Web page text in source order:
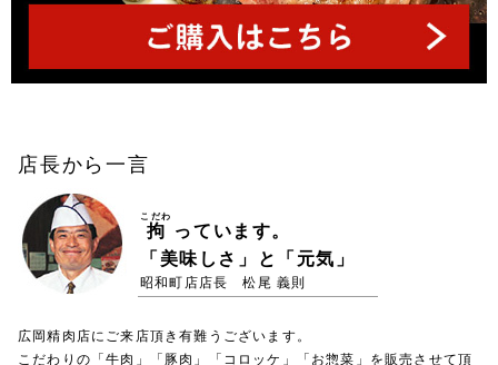
店長から一言
拘
こだわ
っています。
「美味しさ」と「元気」
昭和町店店長 松尾 義則
広岡精肉店にご来店頂き有難うございます。
こだわりの「牛肉」「豚肉」「コロッケ」「お惣菜」を販売させて頂